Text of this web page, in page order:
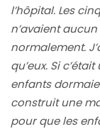
l’hôpital. Les
n’avaient
normalement.
qu’eux. Si
enfants
construit une
pour que les